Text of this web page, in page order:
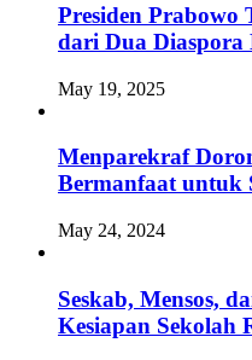
Presiden Prabowo
dari Dua
May 19, 2025
Menparekraf
Bermanfaat untuk
May 24, 2024
Seskab, Mensos,
Kesiapan Sekolah